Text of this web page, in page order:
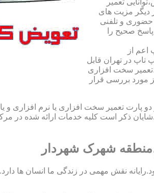
دیگر مزیت های
حضوری و تلفنی
صحیح را
از
تاپ در تهران قابل
سخت افزاری
مورد بررسی قرار
تعمیر سخت افزاری یا نرم افزاری و
ذکر است کلیه خدمات ارائه شده در
شهرک شهردار
نقش مهمی در زندگی ما انسان ها